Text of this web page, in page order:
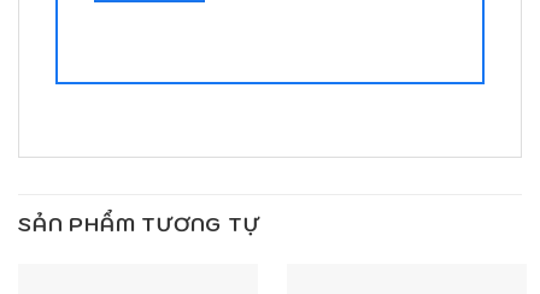
SẢN PHẨM TƯƠNG TỰ